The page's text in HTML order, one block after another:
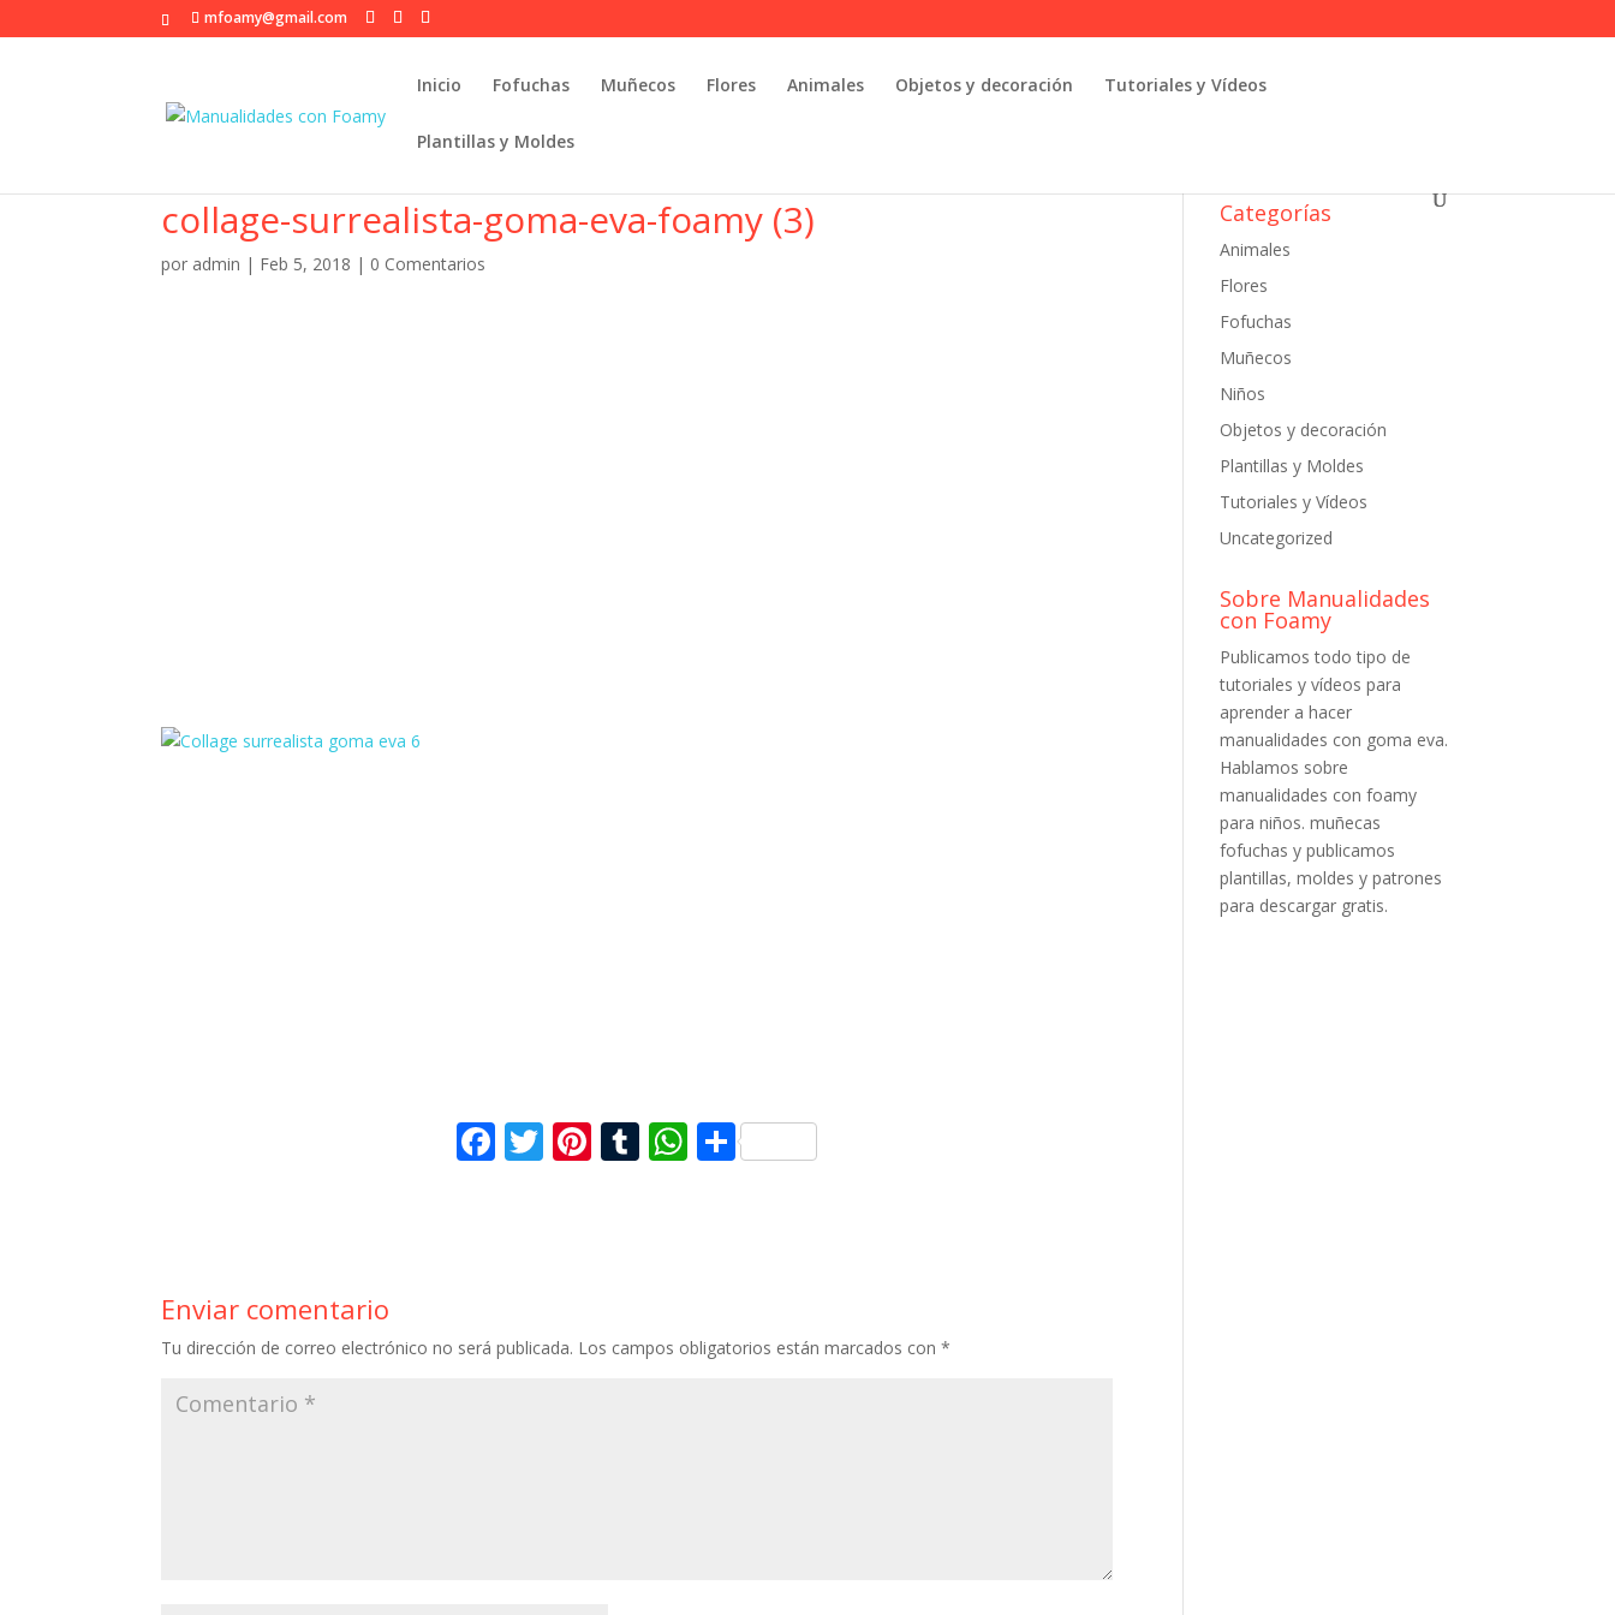
mfoamy@gmail.com
Inicio Fofuchas Muñecos Flores Animales Objetos y decoración Tutoriales y Vídeos
Plantillas y Moldes
collage-surrealista-goma-eva-foamy (3)
por admin | Feb 5, 2018 | 0 Comentarios
F
o
k
T Pi T W
p
p
C
ti
r
Enviar comentario
Tu dirección de correo electrónico no será publicada. Los campos obligatorios están marcados con*
Categorías
Animales
Flores
Fofuchas
Muñecos
Niños
Objetos y decoración
Plantillas y Moldes
Tutoriales y Vídeos
Uncategorized
Sobre Manualidades
con Foamy
Publicamos todo tipo de
tutoriales y vídeos para
aprender a hacer
manualidades con goma eva.
Hablamos sobre
manualidades con foamy
para niños. muñecas
fofuchas y publicamos
plantillas, moldes y patrones
para descargar gratis.